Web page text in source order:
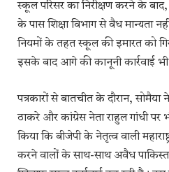
स्कूल परिसर का निरीक्षण करने के
के पास शिक्षा विभाग से वैध मान्यता
नियमों के तहत स्कूल की इमारत को
इसके बाद आगे की कानूनी कार्रवाई भी
पत्रकारों से बातचीत के दौरान,
ठाकरे और कांग्रेस नेता राहुल गांधी पर
किया कि बीजेपी के नेतृत्व वाली
करने वालों के साथ-साथ अवैध